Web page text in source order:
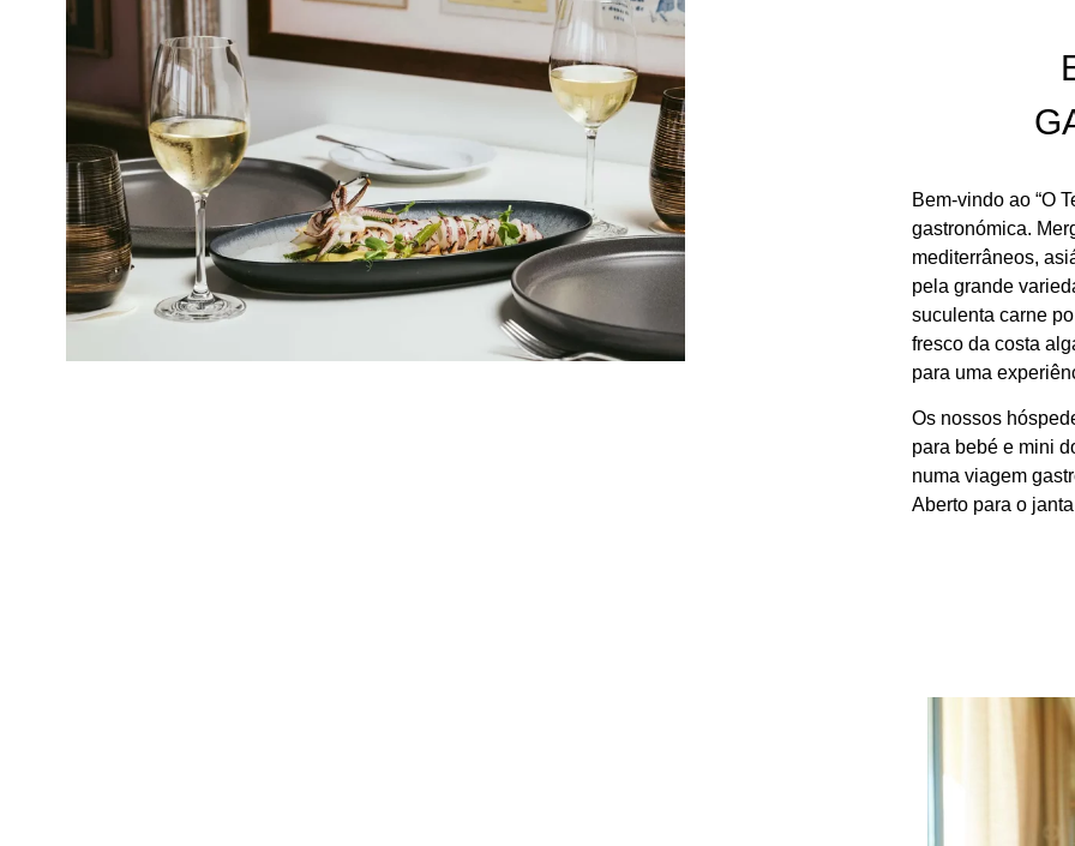
Bem-vindo ao “O
gastronómica.
mediterrâneos,
pela grande
suculenta carne
fresco da costa
para uma
Os nossos
para bebé e mini
numa viagem
Aberto para o